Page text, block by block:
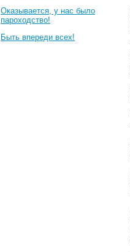
Оказывается, у нас было
пароходство!
Быть впереди всех!